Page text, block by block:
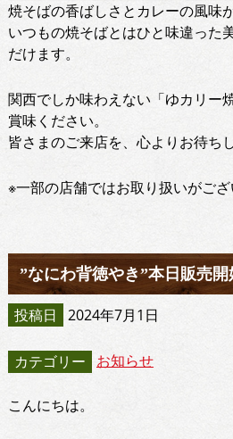
焼そばの香ばしさとカレーの風味
いつもの焼そばとはひと味違った
だけます。
関西でしか味わえない「ゆカリー
賞味ください。
皆さまのご来店を、心よりお待ち
※一部の店舗ではお取り扱いがござ
”なにわ背徳やき”本日販売開
投稿日 2024年7月1日
カテゴリー お知らせ
こんにちは。